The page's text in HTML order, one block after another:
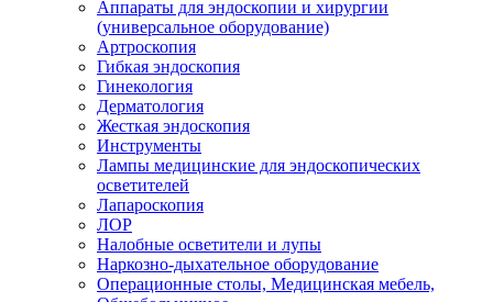
Аппараты для эндоскопии и хирургии
(универсальное оборудование)
Артроскопия
Гибкая эндоскопия
Гинекология
Дерматология
Жесткая эндоскопия
Инструменты
Лампы медицинские для эндоскопических
осветителей
Лапароскопия
ЛОР
Налобные осветители и лупы
Наркозно-дыхательное оборудование
Операционные столы, Медицинская мебель,